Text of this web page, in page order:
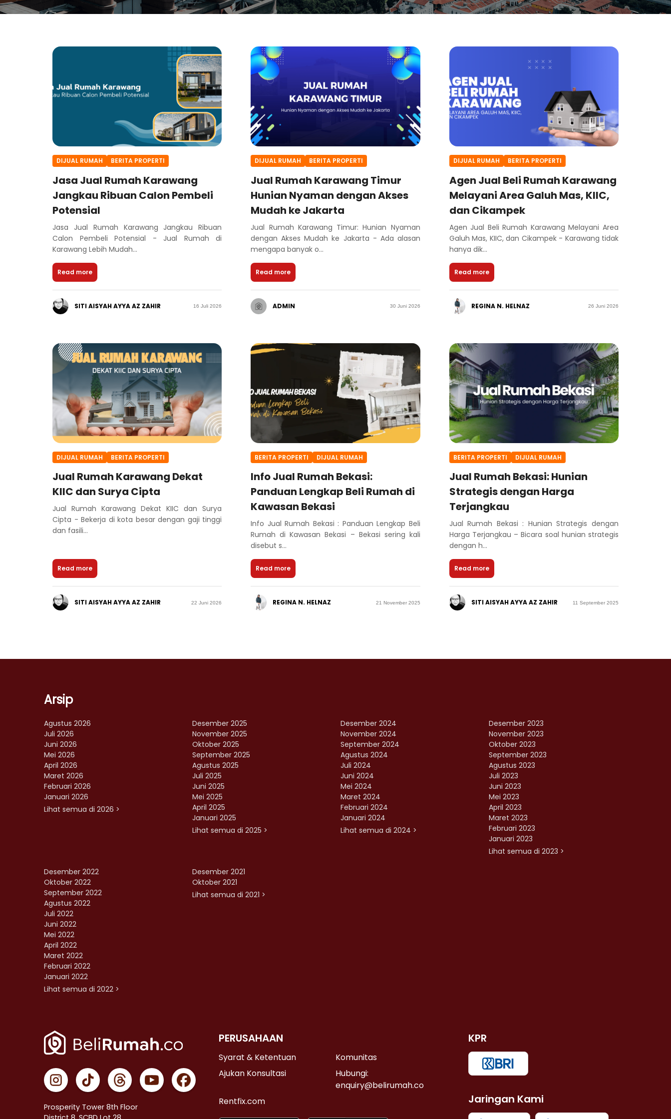
DIJUAL RUMAH BERITA PROPERTI
Jasa Jual Rumah Karawang
Jangkau Ribuan Calon Pembeli
Potensial
Jasa Jual Rumah Karawang Jangkau Ribuan
Calon Pembeli Potensial - Jual Rumah di
Karawang Lebih Mudah...
Read more
SITI AISYAH AYYA AZ ZAHIR 16 Juli 2026
DIJUAL RUMAH BERITA PROPERTI
Jual Rumah Karawang Timur
Hunian Nyaman dengan Akses
Mudah ke Jakarta
Jual Rumah Karawang Timur: Hunian Nyaman
dengan Akses Mudah ke Jakarta - Ada alasan
mengapa banyak o...
Read more
ADMIN 30 Juni 2026
DIJUAL RUMAH BERITA PROPERTI
Agen Jual Beli Rumah Karawang
Melayani Area Galuh Mas, KIIC,
dan Cikampek
Agen Jual Beli Rumah Karawang Melayani Area
Galuh Mas, KIIC, dan Cikampek - Karawang tidak
hanya dik...
Read more
REGINA N. HELNAZ 26 Juni 2026
DIJUAL RUMAH BERITA PROPERTI
Jual Rumah Karawang Dekat
KIIC dan Surya Cipta
Jual Rumah Karawang Dekat KIIC dan Surya
Cipta - Bekerja di kota besar dengan gaji tinggi
dan fasili...
Read more
SITI AISYAH AYYA AZ ZAHIR 22 Juni 2026
BERITA PROPERTI DIJUAL RUMAH
Info Jual Rumah Bekasi:
Panduan Lengkap Beli Rumah di
Kawasan Bekasi
Info Jual Rumah Bekasi : Panduan Lengkap Beli
Rumah di Kawasan Bekasi – Bekasi sering kali
disebut s...
Read more
REGINA N. HELNAZ 21 November 2025
BERITA PROPERTI DIJUAL RUMAH
Jual Rumah Bekasi: Hunian
Strategis dengan Harga
Terjangkau
Jual Rumah Bekasi : Hunian Strategis dengan
Harga Terjangkau – Bicara soal hunian strategis
dengan h...
Read more
SITI AISYAH AYYA AZ ZAHIR 11 September 2025
Arsip
Agustus 2026
Juli 2026
Juni 2026
Mei 2026
April 2026
Maret 2026
Februari 2026
Januari 2026
Lihat semua di 2026 >
Desember 2025
November 2025
Oktober 2025
September 2025
Agustus 2025
Juli 2025
Juni 2025
Mei 2025
April 2025
Januari 2025
Lihat semua di 2025 >
Desember 2024
November 2024
September 2024
Agustus 2024
Juli 2024
Juni 2024
Mei 2024
Maret 2024
Februari 2024
Januari 2024
Lihat semua di 2024 >
Desember 2023
November 2023
Oktober 2023
September 2023
Agustus 2023
Juli 2023
Juni 2023
Mei 2023
April 2023
Maret 2023
Februari 2023
Januari 2023
Lihat semua di 2023 >
Desember 2022
Oktober 2022
September 2022
Agustus 2022
Juli 2022
Juni 2022
Mei 2022
April 2022
Maret 2022
Februari 2022
Januari 2022
Lihat semua di 2022 >
Desember 2021
Oktober 2021
Lihat semua di 2021 >
Prosperity Tower 8th Floor
PERUSAHAAN
Syarat & Ketentuan
Komunitas
Ajukan Konsultasi
Hubungi:
enquiry@belirumah.co
Rentfix.com
KPR
Jaringan Kami